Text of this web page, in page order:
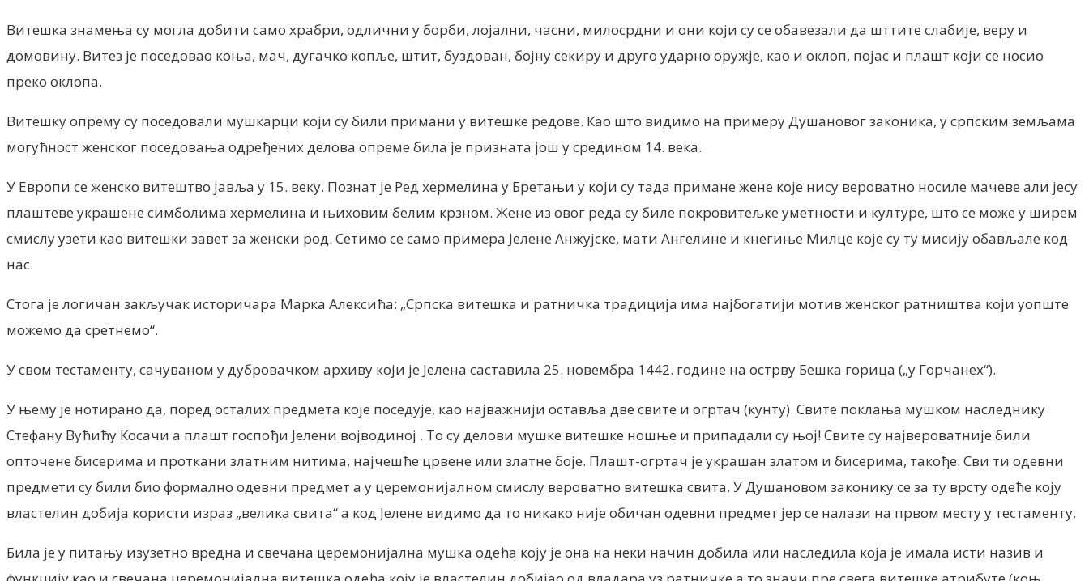
Витешка знамења су могла добити само храбри, одлични у борби, лојални, часни, милосрдни и они који су се обавезали да шттите слабије, веру и
домовину. Витез је поседовао коња, мач, дугачко копље, штит, буздован, бојну секиру и друго ударно оружје, као и оклоп, појас и плашт који се носио
преко оклопа.
Витешку опрему су поседовали мушкарци који су били примани у витешке редове. Као што видимо на примеру Душановог законика, у српским земљама
могућност женског поседовања одређених делова опреме била је призната још у средином 14. века.
У Европи се женско витештво јавља у 15. веку. Познат је Ред хермелина у Бретањи у који су тада примане жене које нису вероватно носиле мачеве али јесу
плаштеве украшене симболима хермелина и њиховим белим крзном. Жене из овог реда су биле покровитељке уметности и културе, што се може у ширем
смислу узети као витешки завет за женски род. Сетимо се само примера Јелене Анжујске, мати Ангелине и кнегиње Милце које су ту мисију обављале код
нас.
Стога је логичан закључак историчара Марка Алексића: „Српска витешка и ратничка традиција има најбогатији мотив женског ратништва који уопште
можемо да сретнемо“.
У свом тестаменту, сачуваном у дубровачком архиву који је Јелена саставила 25. новембра 1442. године на острву Бешка горица („у Горчанех“).
У њему је нотирано да, поред осталих предмета које поседује, као најважнији оставља две свите и огртач (кунту). Свите поклања мушком наследнику
Стефану Вућићу Косачи а плашт госпођи Јелени војводиној . То су делови мушке витешке ношње и припадали су њој! Свите су највероватније били
опточене бисерима и проткани златним нитима, најчешће црвене или златне боје. Плашт-огртач је украшан златом и бисерима, такође. Сви ти одевни
предмети су били био формално одевни предмет а у церемонијалном смислу вероватно витешка свита. У Душановом законику се за ту врсту одеће коју
властелин добија користи израз „велика свита“ а код Јелене видимо да то никако није обичан одевни предмет јер се налази на првом месту у тестаменту.
Била је у питању изузетно вредна и свечана церемонијална мушка одећа коју је она на неки начин добила или наследила која је имала исти назив и